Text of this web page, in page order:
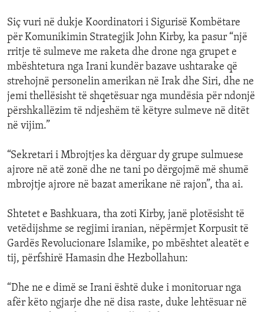
Siç vuri në dukje Koordinatori i Sigurisë Kombëtare
për Komunikimin Strategjik John Kirby, ka pasur “një
rritje të sulmeve me raketa dhe drone nga grupet e
mbështetura nga Irani kundër bazave ushtarake që
strehojnë personelin amerikan në Irak dhe Siri, dhe ne
jemi thellësisht të shqetësuar nga mundësia për ndonjë
përshkallëzim të ndjeshëm të këtyre sulmeve në ditët
në vijim.”
“Sekretari i Mbrojtjes ka dërguar dy grupe sulmuese
ajrore në atë zonë dhe ne tani po dërgojmë më shumë
mbrojtje ajrore në bazat amerikane në rajon”, tha ai.
Shtetet e Bashkuara, tha zoti Kirby, janë plotësisht të
vetëdijshme se regjimi iranian, nëpërmjet Korpusit të
Gardës Revolucionare Islamike, po mbështet aleatët e
tij, përfshirë Hamasin dhe Hezbollahun:
“Dhe ne e dimë se Irani është duke i monitoruar nga
afër këto ngjarje dhe në disa raste, duke lehtësuar në